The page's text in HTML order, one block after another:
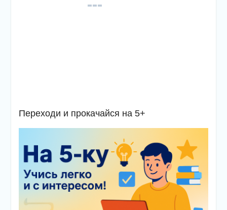
Переходи и прокачайся на 5+